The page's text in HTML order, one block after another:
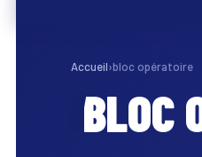
Accueil›bloc opératoire
BLOC